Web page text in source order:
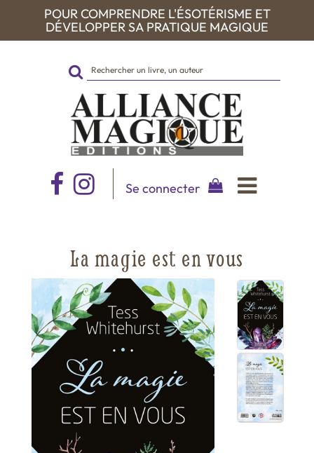
POUR COMPRENDRE L'ÉSOTÉRISME ET
DÉVELOPPER SA PRATIQUE MAGIQUE
Rechercher
sur
le
site
Se connecter
La magie est en vous